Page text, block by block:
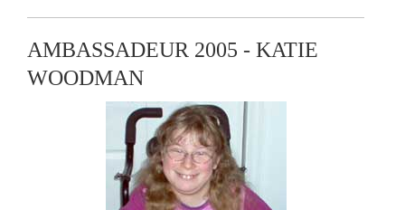
AMBASSADEUR 2005 - KATIE
WOODMAN